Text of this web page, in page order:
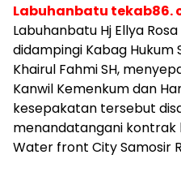
Labuhanbatu tekab86.
Labuhanbatu Hj Ellya Rosa
didampingi Kabag
Khairul Fahmi SH,
Kanwil Kemenkum dan
kesepakatan tersebut
menandatangani kontrak
Water front City Samosir